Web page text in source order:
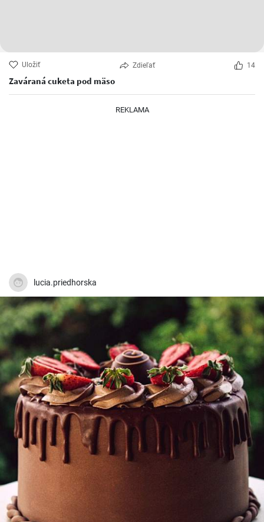
Uložiť Zdieľať 14
Zaváraná cuketa pod mäso
REKLAMA
lucia.priedhorska